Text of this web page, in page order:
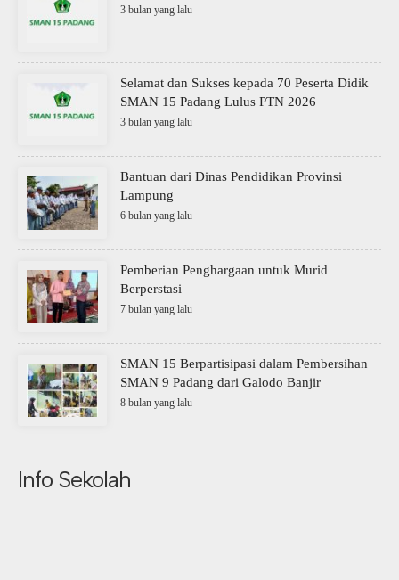
3 bulan yang lalu
Selamat dan Sukses kepada 70 Peserta Didik
SMAN 15 Padang Lulus PTN 2026
3 bulan yang lalu
Bantuan dari Dinas Pendidikan Provinsi
Lampung
6 bulan yang lalu
Pemberian Penghargaan untuk Murid
Berperstasi
7 bulan yang lalu
SMAN 15 Berpartisipasi dalam Pembersihan
SMAN 9 Padang dari Galodo Banjir
8 bulan yang lalu
Info Sekolah